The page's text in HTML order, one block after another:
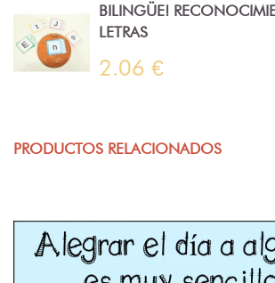
BILINGÜE!
LETRAS
2.06 €
PRODUCTOS RELACIONADOS